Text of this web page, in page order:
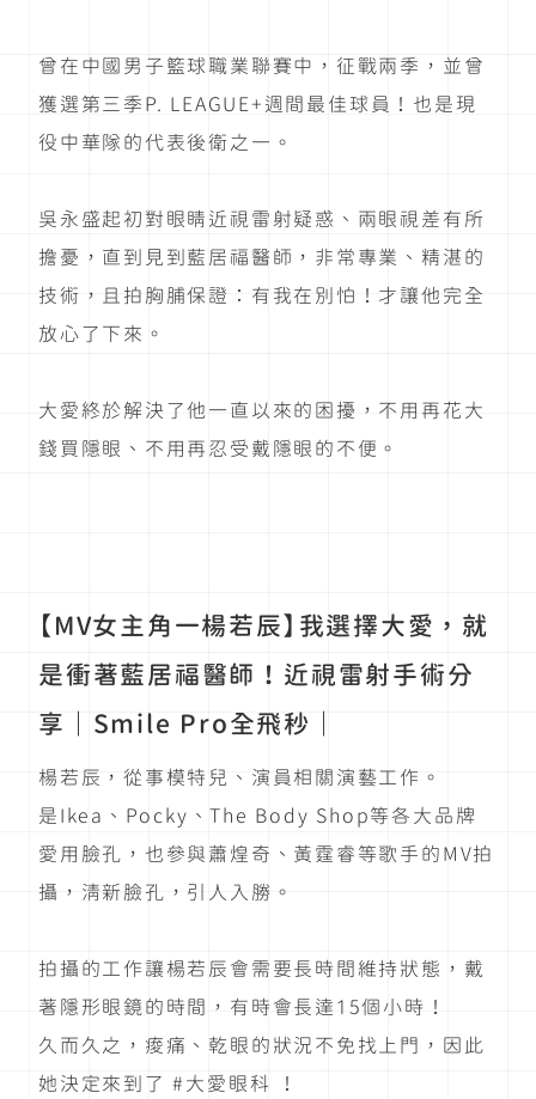
曾在中國男子籃球職業聯賽中，征戰兩季，並曾
獲選第三季P. LEAGUE+週間最佳球員！也是現
役中華隊的代表後衛之一。
吳永盛起初對眼睛近視雷射疑惑、兩眼視差有所
擔憂，直到見到藍居福醫師，非常專業、精湛的
技術，且拍胸脯保證：有我在別怕！才讓他完全
放心了下來。
大愛終於解決了他一直以來的困擾，不用再花大
錢買隱眼、不用再忍受戴隱眼的不便。
【MV女主角一楊若辰】我選擇大愛，就
是衝著藍居福醫師！近視雷射手術分
享｜Smile Pro全飛秒｜
楊若辰，從事模特兒、演員相關演藝工作。
是Ikea、Pocky、The Body Shop等各大品牌
愛用臉孔，也參與蕭煌奇、黃霆睿等歌手的MV拍
攝，清新臉孔，引人入勝。
拍攝的工作讓楊若辰會需要長時間維持狀態，戴
著隱形眼鏡的時間，有時會長達15個小時！
久而久之，痠痛、乾眼的狀況不免找上門，因此
她決定來到了 #大愛眼科 ！